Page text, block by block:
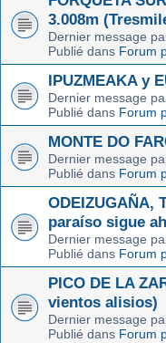
3.008m
Dernier message
Publié dans Forum
IPUZMEAKA y
Dernier message
Publié dans Forum
MONTE DO
Dernier message
Publié dans Forum
ODEIZUGAÑA,
paraíso sigue
Dernier message
Publié dans Forum
PICO DE LA
vientos alisios)
Dernier message
Publié dans Forum